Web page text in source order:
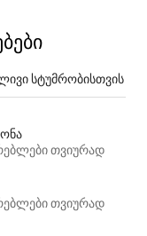
სტუმრობისთვის
თვიურად
თვიურად